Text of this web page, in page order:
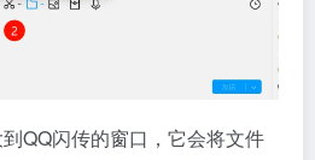
QQ闪传的窗口，它会将文件